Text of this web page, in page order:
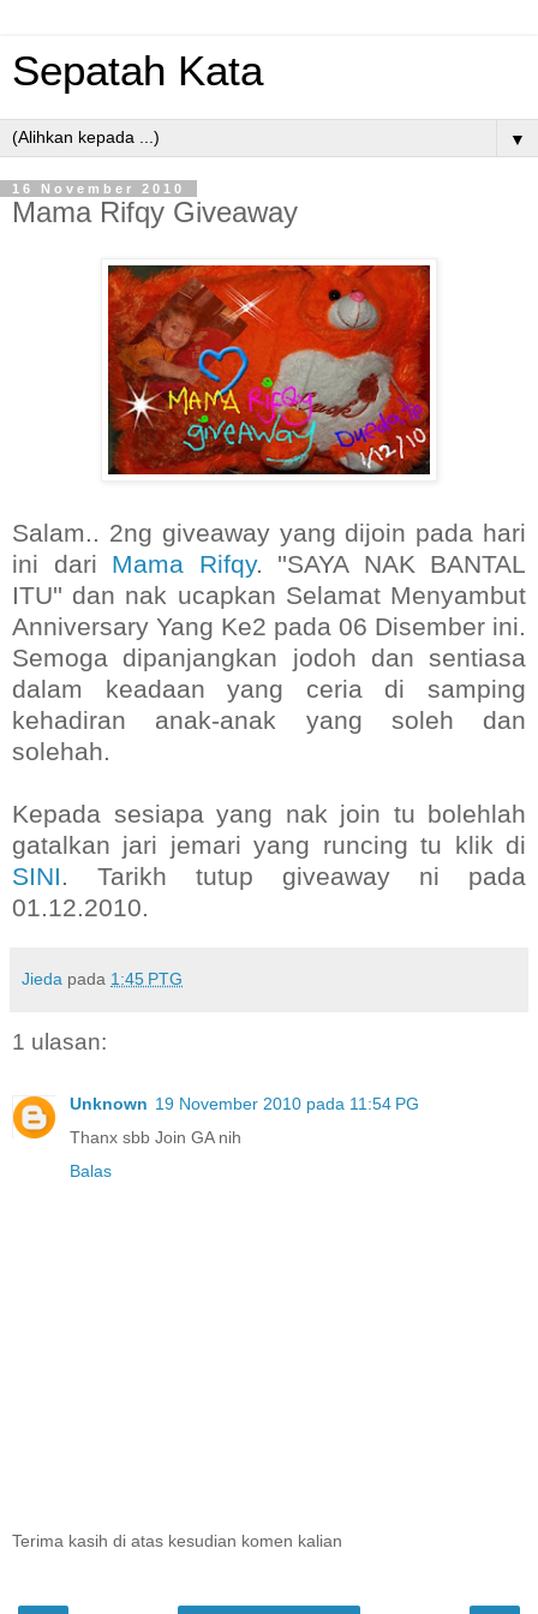
Sepatah Kata
▼
16 November 2010
Mama Rifqy Giveaway
Salam.. 2ng giveaway yang dijoin pada hari
ini dari Mama Rifqy. ''SAYA NAK BANTAL
ITU'' dan nak ucapkan Selamat Menyambut
Anniversary Yang Ke2 pada 06 Disember ini.
Semoga dipanjangkan jodoh dan sentiasa
dalam keadaan yang ceria di samping
kehadiran anak-anak yang soleh dan
solehah.
Kepada sesiapa yang nak join tu bolehlah
gatalkan jari jemari yang runcing tu klik di
SINI. Tarikh tutup giveaway ni pada
01.12.2010.
Jieda pada 1:45 PTG
1 ulasan:
Unknown 19 November 2010 pada 11:54 PG
Thanx sbb Join GA nih
Balas
Terima kasih di atas kesudian komen kalian